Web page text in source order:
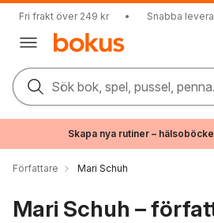
Fri frakt över 249 kr • Snabba
Sök bok, spel, pussel,
Skapa nya rutiner –
Författare Mari Schuh
Mari Schuh –